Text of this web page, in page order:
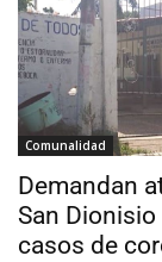
Comunalidad
Demandan
San
casos de